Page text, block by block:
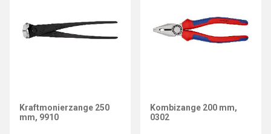
Kraftmonierzange 250
mm, 9910
Kombizange 200 mm,
0302